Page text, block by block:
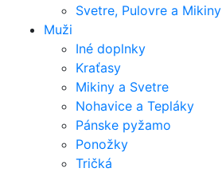
Svetre, Pulovre a Mikiny
Muži
Iné doplnky
Kraťasy
Mikiny a Svetre
Nohavice a Tepláky
Pánske pyžamo
Ponožky
Tričká